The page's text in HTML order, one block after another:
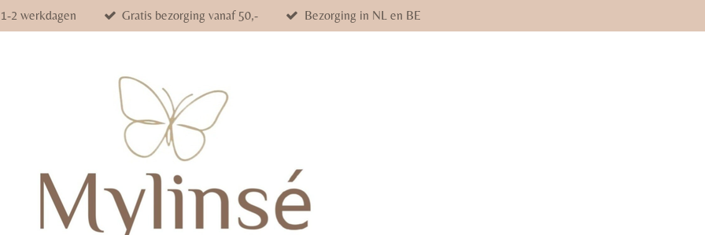
2 werkdagen Gratis bezorging vanaf 50,- Bezorging in NL en BE